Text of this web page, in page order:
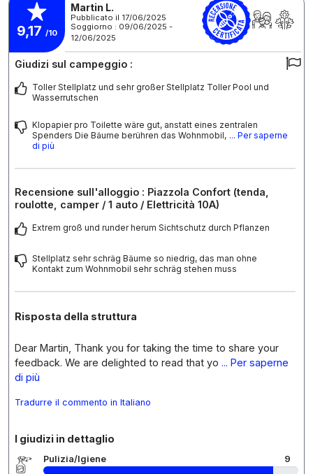
9,17 /10
Martin L.
Pubblicato il 17/06/2025
Soggiorno : 09/06/2025 -
12/06/2025
Giudizi sul campeggio :
Toller Stellplatz und sehr großer Stellplatz Toller Pool und
Wasserrutschen
Klopapier pro Toilette wäre gut, anstatt eines zentralen
Spenders Die Bäume berühren das Wohnmobil, ... Per saperne
di più
Recensione sull'alloggio : Piazzola Confort (tenda,
roulotte, camper / 1 auto / Elettricità 10A)
Extrem groß und runder herum Sichtschutz durch Pflanzen
Stellplatz sehr schräg Bäume so niedrig, das man ohne
Kontakt zum Wohnmobil sehr schräg stehen muss
Risposta della struttura
Dear Martin, Thank you for taking the time to share your
feedback. We are delighted to read that yo ... Per saperne
di più
Tradurre il commento in Italiano
I giudizi in dettaglio
Pulizia/Igiene 9